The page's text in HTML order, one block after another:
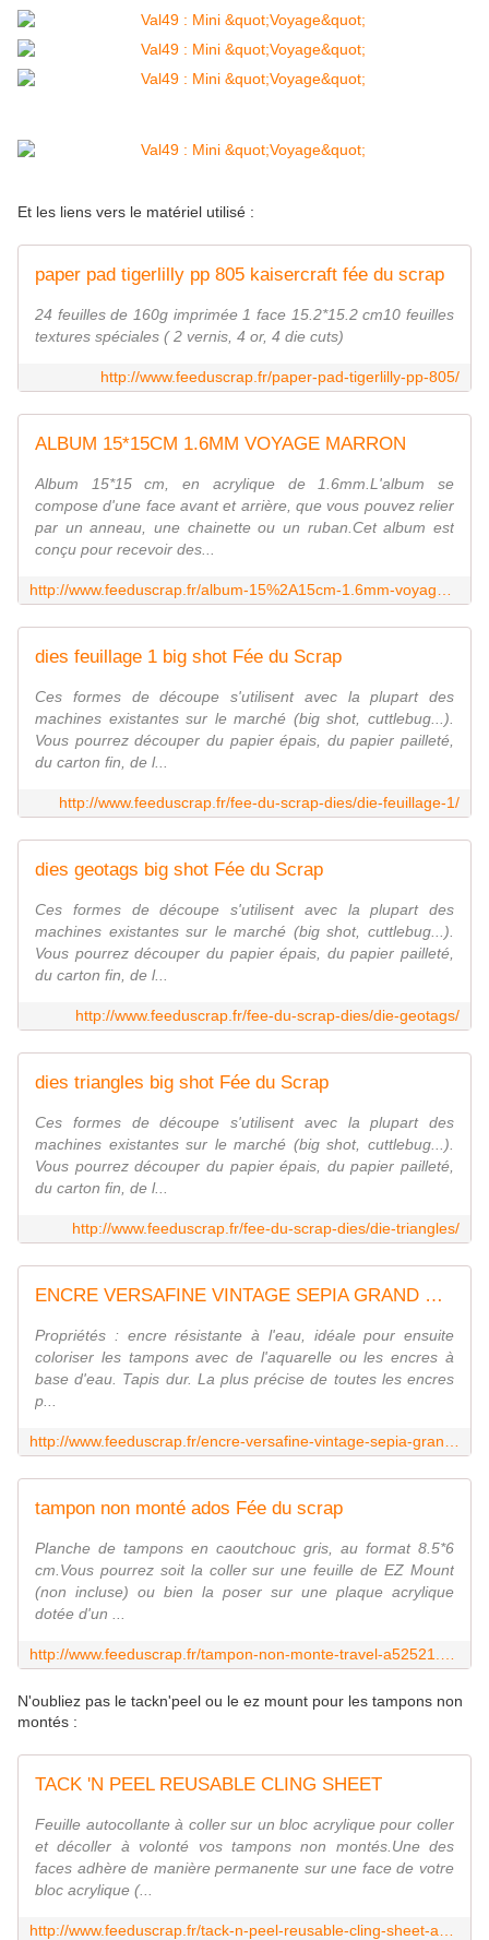
Et les liens vers le matériel utilisé :
paper pad tigerlilly pp 805 kaisercraft fée du scrap
24 feuilles de 160g imprimée 1 face 15.2*15.2 cm10 feuilles
textures spéciales ( 2 vernis, 4 or, 4 die cuts)
http://www.feeduscrap.fr/paper-pad-tigerlilly-pp-805/
ALBUM 15*15CM 1.6MM VOYAGE MARRON
Album 15*15 cm, en acrylique de 1.6mm.L'album se
compose d'une face avant et arrière, que vous pouvez relier
par un anneau, une chainette ou un ruban.Cet album est
conçu pour recevoir des...
dies feuillage 1 big shot Fée du Scrap
Ces formes de découpe s'utilisent avec la plupart des
machines existantes sur le marché (big shot, cuttlebug...).
Vous pourrez découper du papier épais, du papier pailleté,
du carton fin, de l...
http://www.feeduscrap.fr/fee-du-scrap-dies/die-feuillage-1/
dies geotags big shot Fée du Scrap
Ces formes de découpe s'utilisent avec la plupart des
machines existantes sur le marché (big shot, cuttlebug...).
Vous pourrez découper du papier épais, du papier pailleté,
du carton fin, de l...
http://www.feeduscrap.fr/fee-du-scrap-dies/die-geotags/
dies triangles big shot Fée du Scrap
Ces formes de découpe s'utilisent avec la plupart des
machines existantes sur le marché (big shot, cuttlebug...).
Vous pourrez découper du papier épais, du papier pailleté,
du carton fin, de l...
http://www.feeduscrap.fr/fee-du-scrap-dies/die-triangles/
ENCRE VERSAFINE VINTAGE SEPIA GRAND MODELE
Propriétés : encre résistante à l'eau, idéale pour ensuite
coloriser les tampons avec de l'aquarelle ou les encres à
base d'eau. Tapis dur. La plus précise de toutes les encres
p...
tampon non monté ados Fée du scrap
Planche de tampons en caoutchouc gris, au format 8.5*6
cm.Vous pourrez soit la coller sur une feuille de EZ Mount
(non incluse) ou bien la poser sur une plaque acrylique
dotée d'un ...
N'oubliez pas le tackn'peel ou le ez mount pour les tampons non
montés :
TACK 'N PEEL REUSABLE CLING SHEET
Feuille autocollante à coller sur un bloc acrylique pour coller
et décoller à volonté vos tampons non montés.Une des
faces adhère de manière permanente sur une face de votre
bloc acrylique (...